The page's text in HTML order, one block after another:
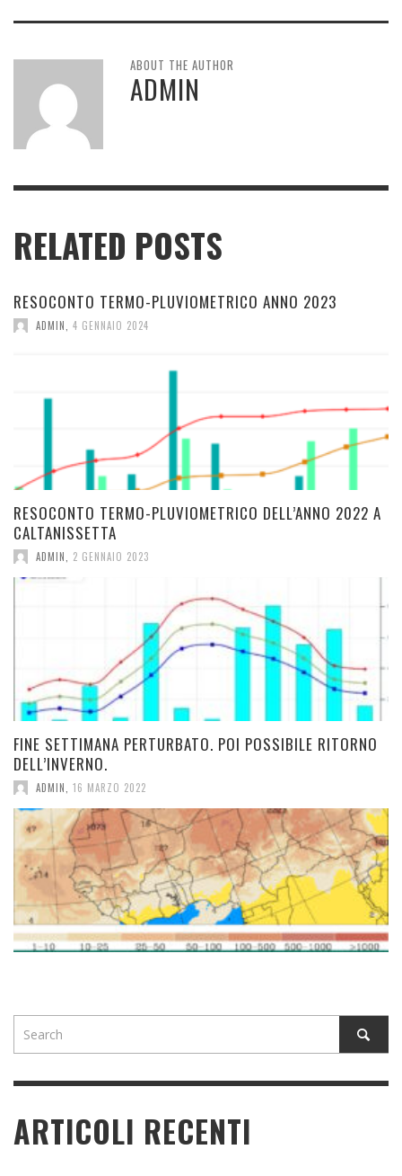
ABOUT THE AUTHOR
ADMIN
RELATED POSTS
RESOCONTO TERMO-PLUVIOMETRICO ANNO 2023
ADMIN, 4 GENNAIO 2024
RESOCONTO TERMO-PLUVIOMETRICO DELL’ANNO 2022 A
CALTANISSETTA
ADMIN 2 GENNAIO 2023
FINE SETTIMANA PERTURBATO. POI POSSIBILE RITORNO
DELL’INVERNO.
ADMIN 16 MARZO 2022
ARTICOLI RECENTI